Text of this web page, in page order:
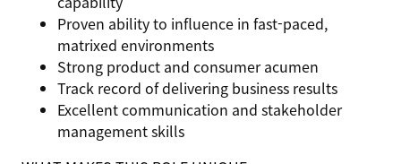
Proven ability to influence in fast-paced,
matrixed environments
Strong product and consumer acumen
Track record of delivering business results
Excellentcommunication and stakeholder
management skills